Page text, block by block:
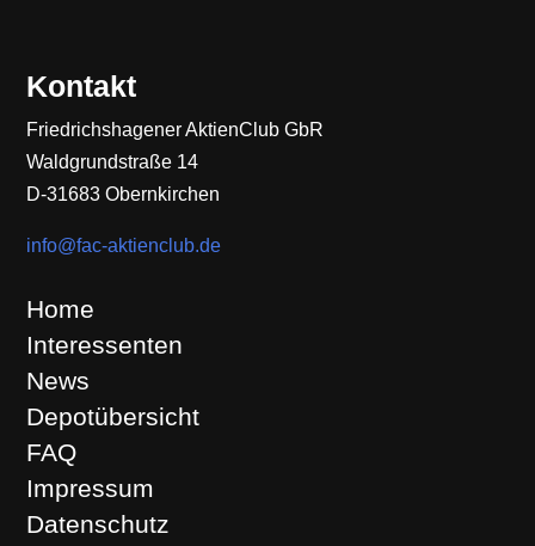
Kontakt
Friedrichshagener AktienClub GbR
Waldgrundstraße 14
D-31683 Obernkirchen
info@fac-aktienclub.de
Home
Interessenten
News
Depotübersicht
FAQ
Impressum
Datenschutz